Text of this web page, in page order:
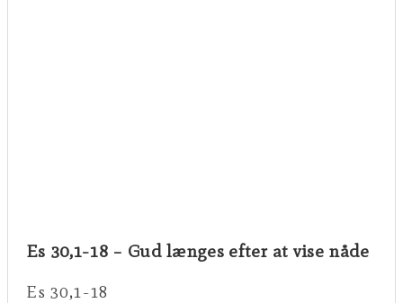
Es 30,1-18 – Gud længes efter at vise nåde
Es 30,1-18